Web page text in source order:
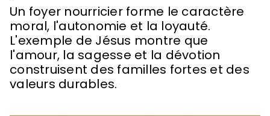
Un foyer nourricier forme le caractère
moral, l'autonomie et la loyauté.
L'exemple de Jésus montre que
l'amour, la sagesse et la dévotion
construisent des familles fortes et des
valeurs durables.